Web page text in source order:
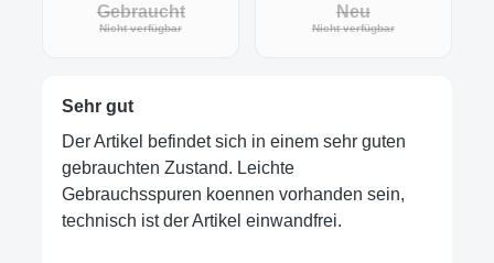
Gebraucht
Nicht verfügbar(Diese Option ist zurzeit nicht verfügbar.)
Neu
Nicht verfügbar(Diese Option ist
Sehr gut
Der Artikel befindet sich in einem sehr guten
gebrauchten Zustand. Leichte
Gebrauchsspuren koennen vorhanden sein,
technisch ist der Artikel einwandfrei.